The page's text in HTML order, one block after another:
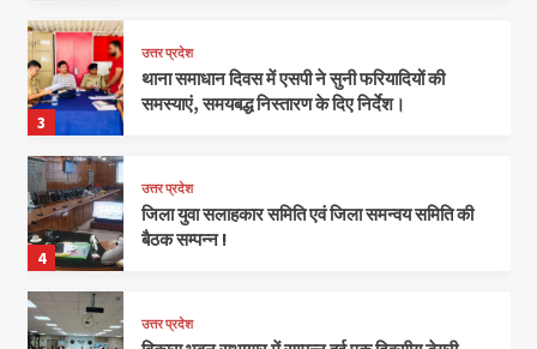
3
उत्तर प्रदेश
थाना समाधान दिवस में एसपी ने सुनी फरियादियों की
समस्याएं, समयबद्ध निस्तारण के दिए निर्देश।
4
उत्तर प्रदेश
जिला युवा सलाहकार समिति एवं जिला समन्वय समिति की
बैठक सम्पन्न !
उत्तर प्रदेश